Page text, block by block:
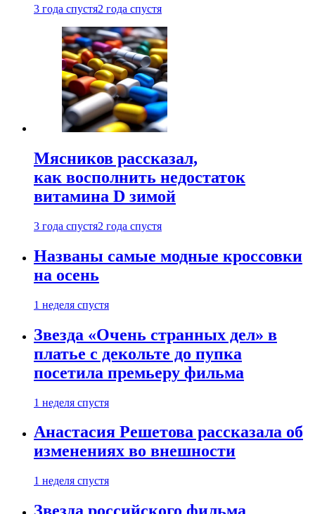
3 года спустя2 года спустя
Мясников рассказал,
как восполнить недостаток
витамина D зимой
3 года спустя2 года спустя
Названы самые модные кроссовки
на осень
1 неделя спустя
Звезда «Очень странных дел» в
платье с декольте до пупка
посетила премьеру фильма
1 неделя спустя
Анастасия Решетова рассказала об
изменениях во внешности
1 неделя спустя